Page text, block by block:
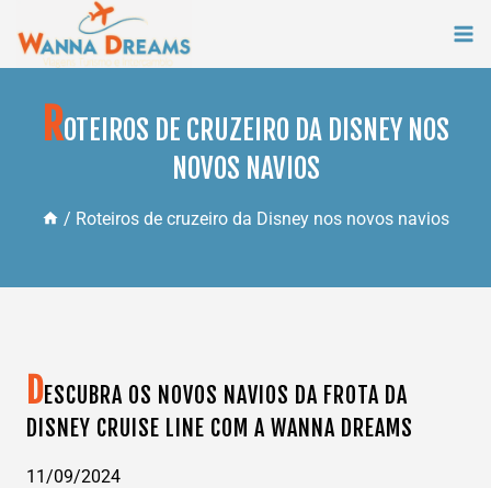
content
ROTEIROS DE CRUZEIRO DA DISNEY NOS
NOVOS NAVIOS
/ Roteiros de cruzeiro da Disney nos novos navios
DESCUBRA OS NOVOS NAVIOS DA FROTA DA
DISNEY CRUISE LINE COM A WANNA DREAMS
11/09/2024